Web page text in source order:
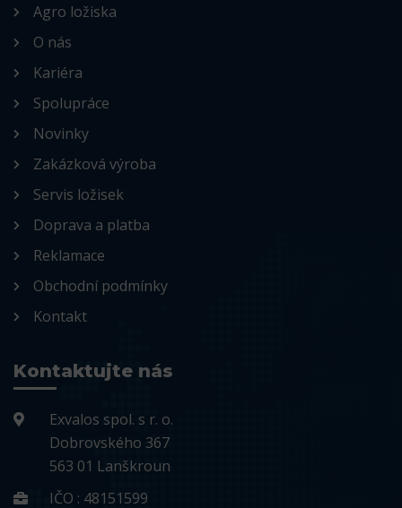
Agro ložiska
O nás
Kariéra
Spolupráce
Novinky
Zakázková výroba
Servis ložisek
Doprava a platba
Reklamace
Obchodní podmínky
Kontakt
Kontaktujte nás
Exvalos spol. s r. o.
Dobrovského 367
563 01 Lanškroun
IČO : 48151599